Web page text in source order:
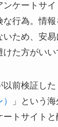
ンケートサ
な行為。情
ため、安
た方がいい
前検証した
」という
ートサイト